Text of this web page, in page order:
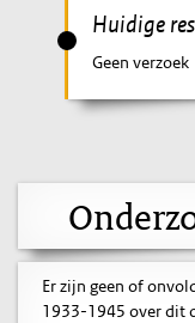
Huidige
Geen verzoek
Er zijn geen of
1933-1945 over dit